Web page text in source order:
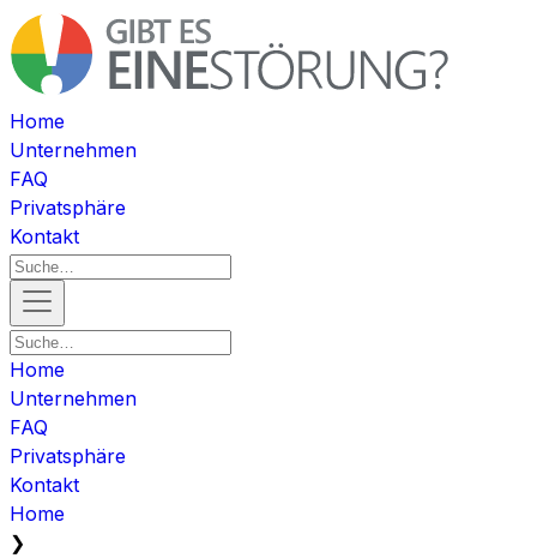
Home
Unternehmen
FAQ
Privatsphäre
Kontakt
Home
Unternehmen
FAQ
Privatsphäre
Kontakt
Home
❯